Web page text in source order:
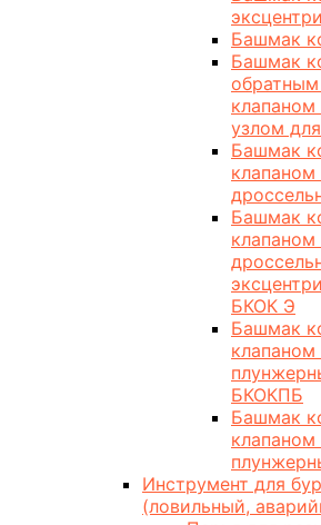
Башмак
Башмак
узлом
Башмак
Башмак
БКОК Э
Башмак
БКОКПБ
Башмак
Инструмент для
(ловильный,